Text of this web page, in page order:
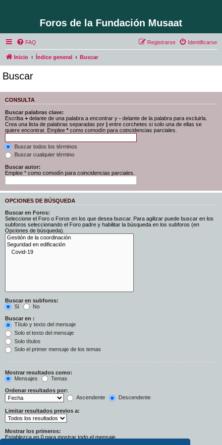
Foros de la Fundación Musaat
FAQ Identificarse
Registrarse
Inicio Índice general Buscar
Buscar
CONSULTA
Buscar palabras clave:
Escriba + delante de una palabra a encontrar y - delante de la palabra para excluirla.
Crea una lista de palabras separadas por | entre corchetes si solo una de ellas se
quiere encontrar. Emplee * como comodín para coincidencias parciales.
Buscar todos los términos
Buscar cualquier término
Buscar autor:
Emplee * como comodín para coincidencias parciales.
OPCIONES DE BÚSQUEDA
Buscar en Foros:
Seleccione el Foro o Foros en los que desea buscar. Para agilizar puede buscar en los
subforos seleccionando el Foro padre y habilitar la búsqueda en los subforos (en
Opciones de búsqueda).
Buscar en subforos:
Sí
No
Buscar en :
Título y texto del mensaje
Solo el texto del mensaje
Solo títulos
Solo el primer mensaje de los temas
Mostrar resultados como:
Mensajes
Temas
Ordenar resultados por:
Ascendente
Descendente
Limitar resultados previos a:
Mostrar los primeros:
Establezca en 0 para mostrar todo el mensaje.